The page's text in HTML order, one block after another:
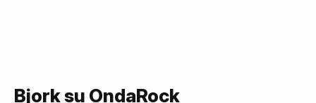
Bjork su OndaRock